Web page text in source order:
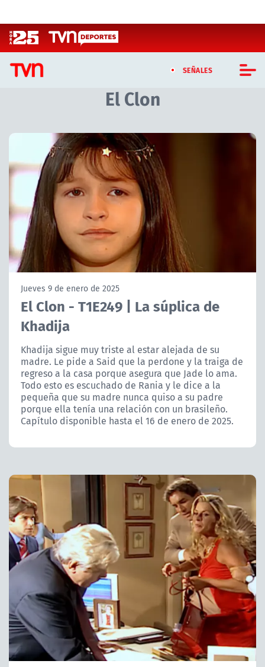
SEÑALES
CASTING MASTERCHEF CHILE
CASTING TVN VERTICAL
TVN VERTICAL
TVN PLAY
PROGRAMAS
TELESERIES
ACTUALIDAD Y TENDENCIAS
CORPORATIVO Y TRANSPARENCIA
CANAL DE DENUNCIAS
ÁREA DE PROYECTOS
El Clon
Artículos relacionados con El Clon
Jueves 9 de enero de 2025
El Clon - T1E249 | La súplica de
Khadija
Khadija sigue muy triste al estar alejada de su
madre. Le pide a Said que la perdone y la traiga de
regreso a la casa porque asegura que Jade lo ama.
Todo esto es escuchado de Rania y le dice a la
pequeña que su madre nunca quiso a su padre
porque ella tenía una relación con un brasileño.
Capítulo disponible hasta el 16 de enero de 2025.